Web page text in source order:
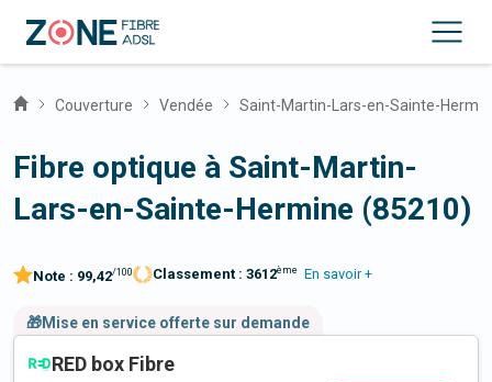
Couverture Vendée Saint-Martin-Lars-en-Sainte-
Fibre optique à Saint-Martin-
Lars-en-Sainte-Hermine (85210)
Note : 99,42/100 Classement : 3612ème En savoir +
🎁Mise en service offerte sur demande
RED box Fibre